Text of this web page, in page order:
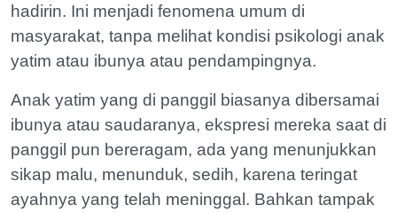
hadirin. Ini menjadi fenomena umum di
masyarakat, tanpa melihat kondisi psikologi anak
yatim atau ibunya atau pendampingnya.
Anak yatim yang di panggil biasanya dibersamai
ibunya atau saudaranya, ekspresi mereka saat di
panggil pun bereragam, ada yang menunjukkan
sikap malu, menunduk, sedih, karena teringat
ayahnya yang telah meninggal. Bahkan tampak